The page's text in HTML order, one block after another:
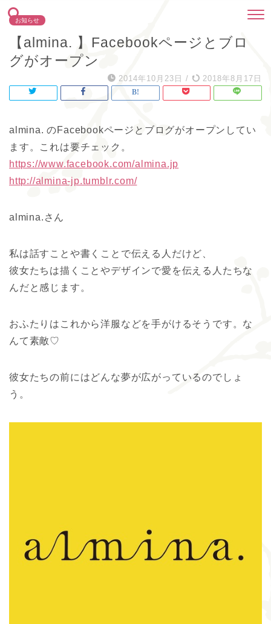
お知らせ
【almina. 】Facebookページとブロ
グがオープン
2014年10月23日 / 2018年8月17日
almina. のFacebookページとブログがオープンしてい
ます。これは要チェック。
https://www.facebook.com/almina.jp
http://almina-jp.tumblr.com/
almina.さん
私は話すことや書くことで伝える人だけど、
彼女たちは描くことやデザインで愛を伝える人たちな
んだと感じます。
おふたりはこれから洋服などを手がけるそうです。な
んて素敵♡
彼女たちの前にはどんな夢が広がっているのでしょ
う。